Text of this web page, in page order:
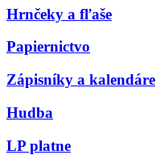
Hrnčeky a fľaše
Papiernictvo
Zápisníky a kalendáre
Hudba
LP platne